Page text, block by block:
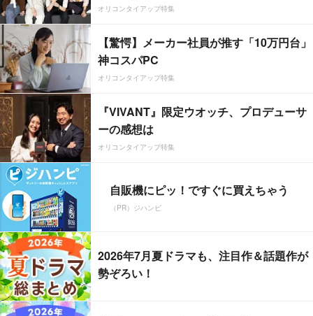
オリコンタイアップ特集
【驚愕】メーカー社員が推す「10万円台」
神コスパPC
オリコンタイアップ特集
『VIVANT』限定ウオッチ、プロデューサ
ーの感想は
オリコンタイアップ特集
自販機にピッ！ですぐに買えちゃう
（PR）ジハンピ
2026年7月夏ドラマも、注目作＆話題作が
勢ぞろい！